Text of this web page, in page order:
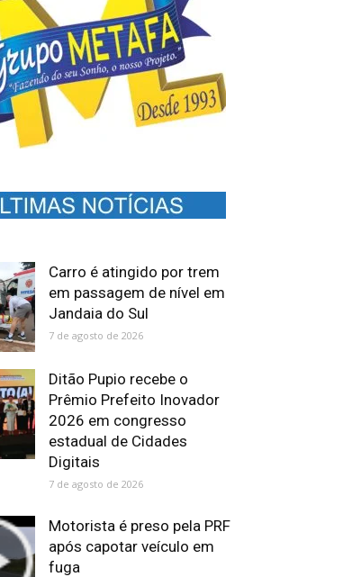
Carro é atingido por trem
em passagem de nível em
Jandaia do Sul
7 de agosto de 2026
Ditão Pupio recebe o
Prêmio Prefeito Inovador
2026 em congresso
estadual de Cidades
Digitais
7 de agosto de 2026
Motorista é preso pela PRF
após capotar veículo em
fuga